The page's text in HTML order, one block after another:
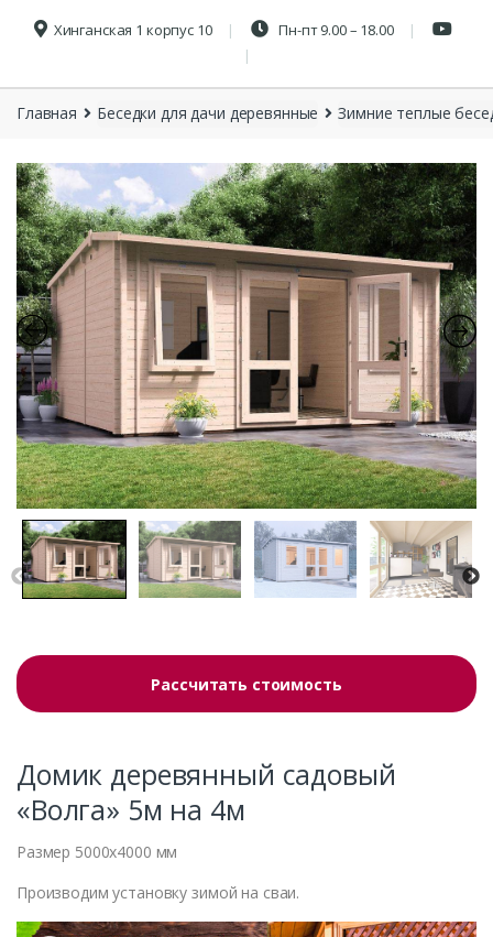
Хинганская 1 корпус 10 Пн-пт 9.00 – 18.00
Главная Беседки для дачи деревянные Зимние теплые
Рассчитать стоимость
Домик деревянный садовый
«Волга» 5м на 4м
Размер 5000х4000 мм
Производим установку зимой на сваи.